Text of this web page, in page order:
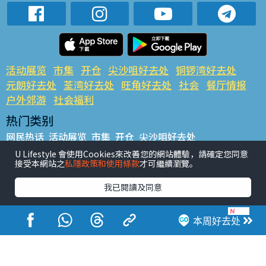
本周好去处
活动展览 市集 开仓 尖沙咀好去处 铜锣湾好去处
元朗好去处 荃湾好去处 旺角好去处 社会 餐厅情报
户外郊游 社会福利
热门类别
网民热话 活动展览 市集 开仓 尖沙咀好去处
铜锣湾好去处 元朗好去处 荃湾好去处 旺角好去处 社会
餐厅情报 户外郊游
热门标签
#UGO揾好去处 #人气活动推介 #美食社群热话
#亲子玩乐好去处
#ULifestyle应用程式
#限时抢
#UJetso礼物放送
#ULifestyle商户中心 #著数 #网络热话
U Lifestyle 會使用Cookies來改善您的網站體驗，請確定您同意
接受本網站之私隱政策和使用條款才可繼續瀏覽。
我已閱讀及同意